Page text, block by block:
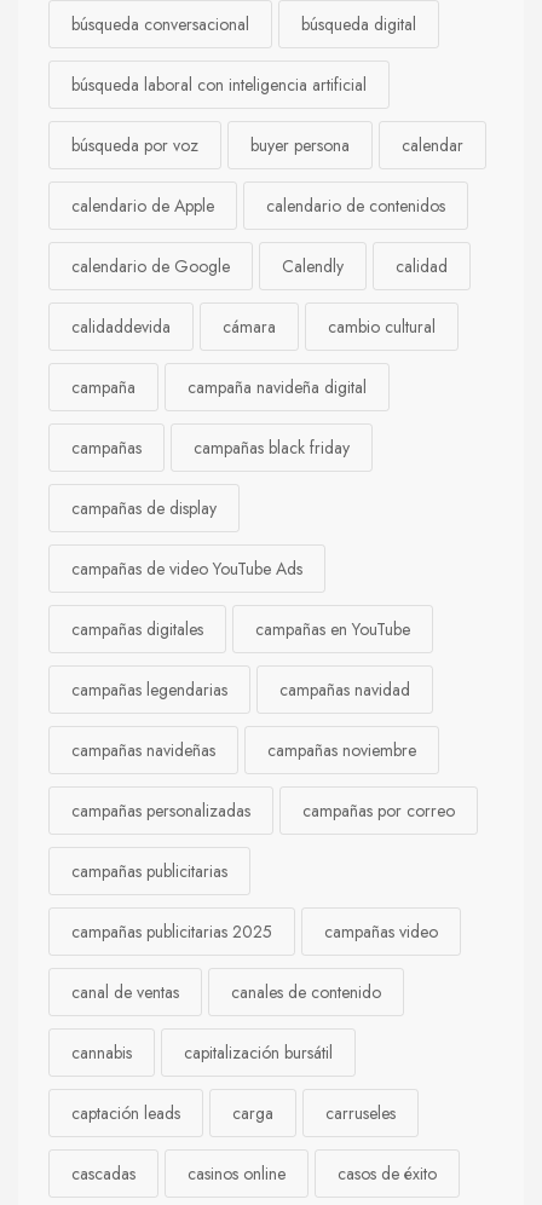
búsqueda conversacional búsqueda digital
búsqueda laboral con inteligencia artificial
búsqueda por voz buyer persona calendar
calendario de Apple calendario de contenidos
calendario de Google Calendly calidad
calidaddevida cámara cambio cultural
campaña campaña navideña digital
campañas campañas black friday
campañas de display
campañas de video YouTube Ads
campañas digitales campañas en YouTube
campañas legendarias campañas navidad
campañas navideñas campañas noviembre
campañas personalizadas campañas por correo
campañas publicitarias
campañas publicitarias 2025 campañas video
canal de ventas canales de contenido
cannabis capitalización bursátil
captación leads carga carruseles
cascadas casinos online casos de éxito